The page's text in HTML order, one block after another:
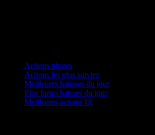
Actions phares
Actions les plus suivies
Meilleures hausses du jour
Plus fortes baisses du jour
Meilleures actions IA